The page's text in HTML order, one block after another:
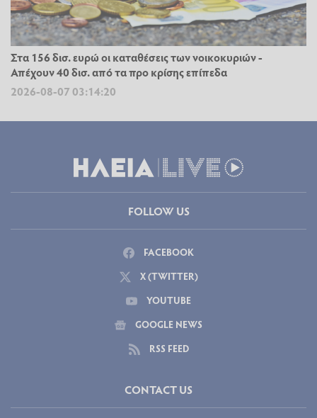
Στα 156 δισ. ευρώ οι καταθέσεις των νοικοκυριών -
Απέχουν 40 δισ. από τα προ κρίσης επίπεδα
2026-08-07 03:14:20
FOLLOW US
FACEBOOK
X (TWITTER)
YOUTUBE
GOOGLE NEWS
RSS FEED
CONTACT US